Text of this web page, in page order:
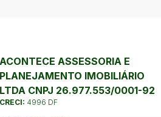
ACONTECE ASSESSORIA E
PLANEJAMENTO IMOBILIÁRIO
LTDA CNPJ 26.977.553/0001-92
CRECI: 4996 DF